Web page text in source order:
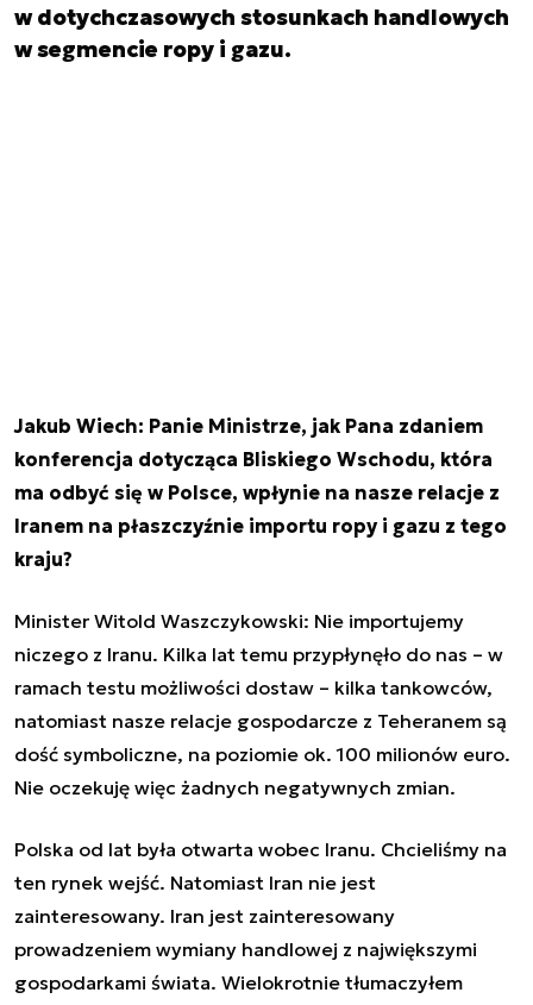
w dotychczasowych stosunkach handlowych
w segmencie ropy i gazu.
Jakub Wiech: Panie Ministrze, jak Pana zdaniem
konferencja dotycząca Bliskiego Wschodu, która
ma odbyć się w Polsce, wpłynie na nasze relacje z
Iranem na płaszczyźnie importu ropy i gazu z tego
kraju?
Minister Witold Waszczykowski: Nie importujemy
niczego z Iranu. Kilka lat temu przypłynęło do nas – w
ramach testu możliwości dostaw – kilka tankowców,
natomiast nasze relacje gospodarcze z Teheranem są
dość symboliczne, na poziomie ok. 100 milionów euro.
Nie oczekuję więc żadnych negatywnych zmian.
Polska od lat była otwarta wobec Iranu. Chcieliśmy na
ten rynek wejść. Natomiast Iran nie jest
zainteresowany. Iran jest zainteresowany
prowadzeniem wymiany handlowej z największymi
gospodarkami świata. Wielokrotnie tłumaczyłem